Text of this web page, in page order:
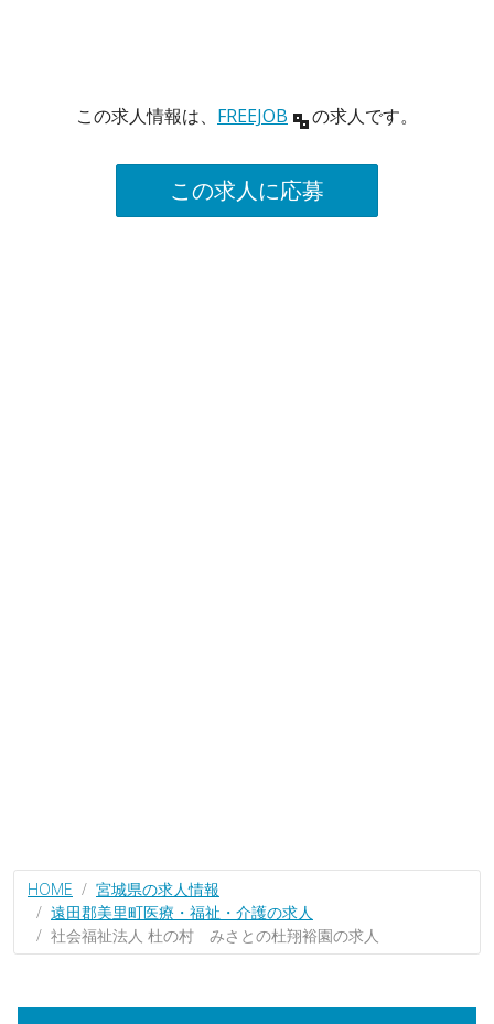
この求人情報は、 FREEJOB の求人です。
この求人に応募
HOME
宮城県の求人情報
遠田郡美里町医療・福祉・介護の求人
社会福祉法人 杜の村 みさとの杜翔裕園の求人